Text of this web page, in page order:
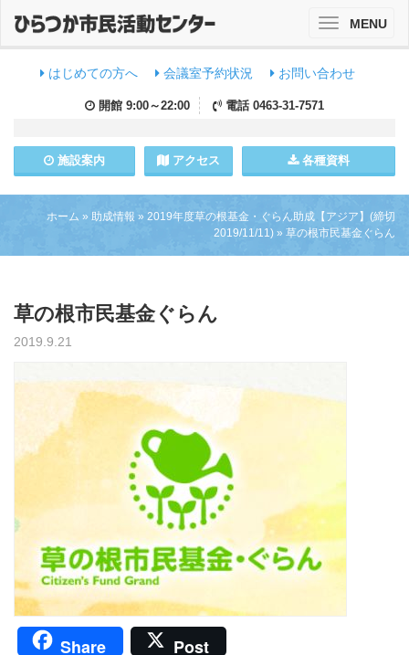
はじめての方へ 会議室予約状況 お問い合わせ
開館 9:00～22:00 電話 0463-31-7571
施設案内 アクセス 各種資料
ToggleMENU
ホーム » 助成情報 » 2019年度草の根基金・ぐらん助成【アジア】(締切
2019/11/11) » 草の根市民基金ぐらん
草の根市民基金ぐらん
2019.9.21
Share Post